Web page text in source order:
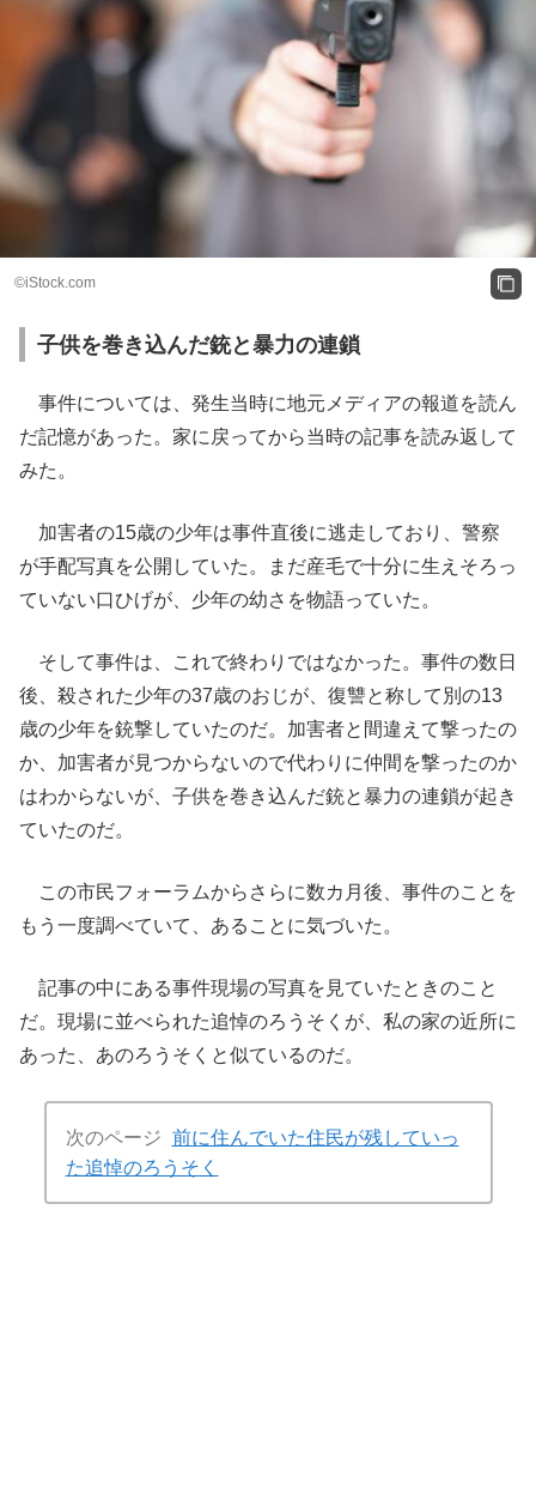
©iStock.com
子供を巻き込んだ銃と暴力の連鎖
事件については、発生当時に地元メディアの報道を読ん
だ記憶があった。家に戻ってから当時の記事を読み返して
みた。
加害者の15歳の少年は事件直後に逃走しており、警察
が手配写真を公開していた。まだ産毛で十分に生えそろっ
ていない口ひげが、少年の幼さを物語っていた。
そして事件は、これで終わりではなかった。事件の数日
後、殺された少年の37歳のおじが、復讐と称して別の13
歳の少年を銃撃していたのだ。加害者と間違えて撃ったの
か、加害者が見つからないので代わりに仲間を撃ったのか
はわからないが、子供を巻き込んだ銃と暴力の連鎖が起き
ていたのだ。
この市民フォーラムからさらに数カ月後、事件のことを
もう一度調べていて、あることに気づいた。
記事の中にある事件現場の写真を見ていたときのこと
だ。現場に並べられた追悼のろうそくが、私の家の近所に
あった、あのろうそくと似ているのだ。
次のページ 前に住んでいた住民が残していっ
た追悼のろうそく